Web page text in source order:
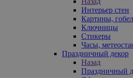
Интерьер стен
Картины,
Ключницы
Стикеры
Часы,
Праздничный декор
Назад
Праздничный